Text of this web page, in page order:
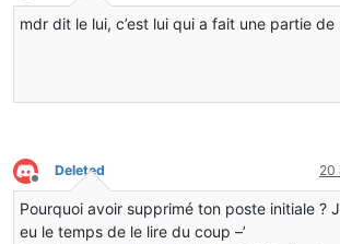
mdr dit le lui, c’est lui qui a fait une partie de
Hors-ligne
Deleted 20
Pourquoi avoir supprimé ton poste initiale ?
eu le temps de le lire du coup –’